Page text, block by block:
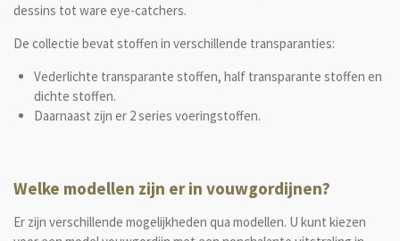
dessins tot ware eye-catchers.
De collectie bevat stoffen in verschillende transparanties:
Vederlichte transparante stoffen, half transparante stoffen en
dichte stoffen.
Daarnaast zijn er 2 series voeringstoffen.
Welke modellen zijn er in vouwgordijnen?
Er zijn verschillende mogelijkheden qua modellen. U kunt kiezen